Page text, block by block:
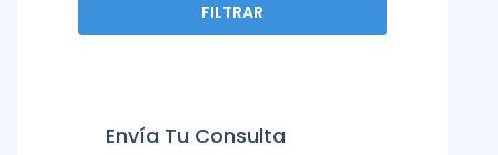
FILTRAR
Envía Tu Consulta